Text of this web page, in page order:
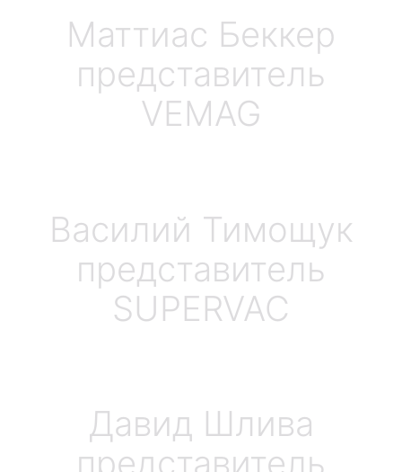
Маттиас Беккер
представитель
VEMAG
Василий Тимощук
представитель
SUPERVAC
Давид Шлива
представитель